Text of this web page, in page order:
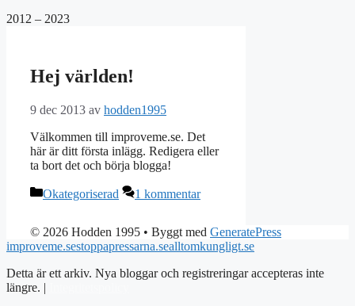
2012 – 2023
Hej världen!
9 dec 2013 av hodden1995
Välkommen till improveme.se. Det
här är ditt första inlägg. Redigera eller
ta bort det och börja blogga!
Kategorier
Okategoriserad 1 kommentar
© 2026 Hodden 1995 • Byggt med GeneratePress
improveme.sestoppapressarna.sealltomkungligt.se
Detta är ett arkiv. Nya bloggar och registreringar accepteras inte
längre. |